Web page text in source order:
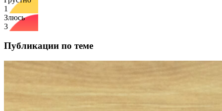
1
Злюсь
3
Публикации по теме